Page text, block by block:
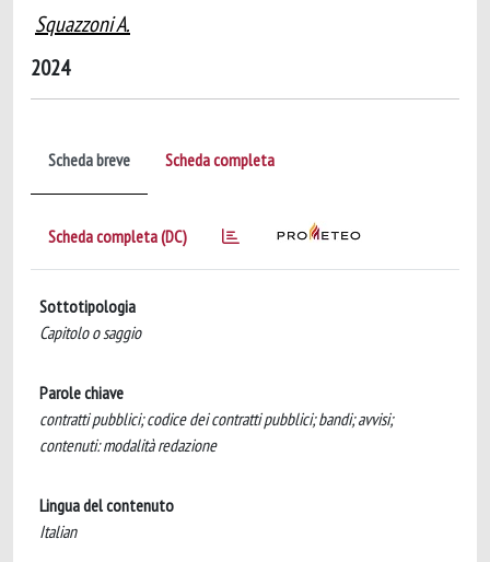
Squazzoni A.
2024
Scheda breve Scheda completa
Scheda completa (DC)
Sottotipologia
Capitolo o saggio
Parole chiave
contratti pubblici; codice dei contratti pubblici; bandi; avvisi;
contenuti: modalità redazione
Lingua del contenuto
Italian